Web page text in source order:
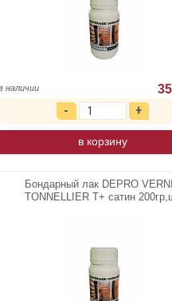
наличии
в корзину
Бондарный лак DEPRO
TONNELLIER T+ сатин